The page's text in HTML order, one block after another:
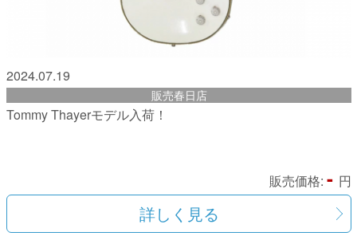
2024.07.19
販売春日店
Tommy Thayerモデル入荷！
販売価格: - 円
詳しく見る